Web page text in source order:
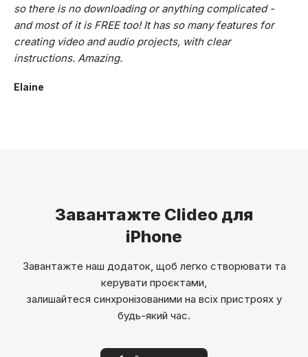
so there is no downloading or anything complicated -
and most of it is FREE too! It has so many features for
creating video and audio projects, with clear
instructions. Amazing.
Elaine
Завантажте Clideo для
iPhone
Завантажте наш додаток, щоб легко створювати та
керувати проєктами,
залишайтеся синхронізованими на всіх пристроях у
будь-який час.